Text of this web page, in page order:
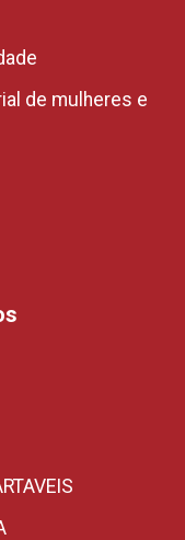
de mulheres e